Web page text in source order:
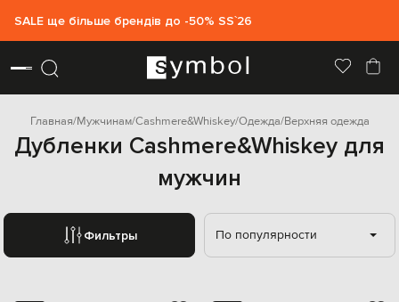
SALE ще більше брендів до -50% SS`26
Главная Мужчинам Cashmere&Whiskey Одежда Верхняя одежда
Дубленки Cashmere&Whiskey для
мужчин
Фильтры По популярности